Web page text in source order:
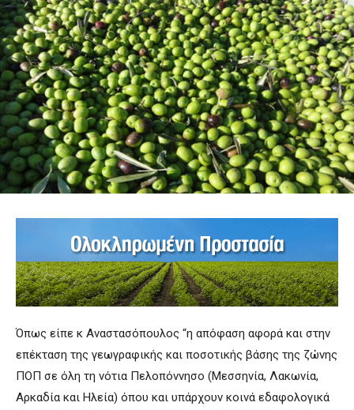
Όπως είπε κ Αναστασόπουλος “η απόφαση αφορά και στην
επέκταση της γεωγραφικής και ποσοτικής βάσης της ζώνης
ΠΟΠ σε όλη τη νότια Πελοπόννησο (Μεσσηνία, Λακωνία,
Αρκαδία και Ηλεία) όπου και υπάρχουν κοινά εδαφολογικά